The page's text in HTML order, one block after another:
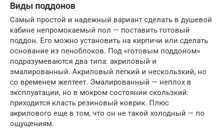
Виды поддонов
Самый простой и надежный вариант сделать в душевой
кабине непромокаемый пол — поставить готовый
поддон. Его можно установить на кирпичи или сделать
основание из пеноблоков. Под «готовым поддоном»
подразумеваются два типа: акриловый и
эмалированный. Акриловый легкий и нескользкий, но
со временем желтеет. Эмалированный — неплох в
эксплуатации, но в мокром состоянии скользкий:
приходится класть резиновый коврик. Плюс
акрилового еще в том, что он не такой холодный — по
ощущениям.